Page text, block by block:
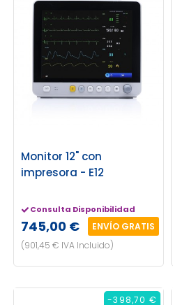
Monitor 12" con
impresora - E12
Consulta Disponibilidad
745,00 €
ENVÍO GRATIS
(901,45 € IVA Incluido)
-398,70 €